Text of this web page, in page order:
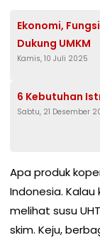
Ekonomi,
Dukung UMKM
Kamis, 10 Juli 2025
6 Kebutuhan
Sabtu, 21 Desember
Apa produk
Indonesia.
melihat susu
skim. Keju,